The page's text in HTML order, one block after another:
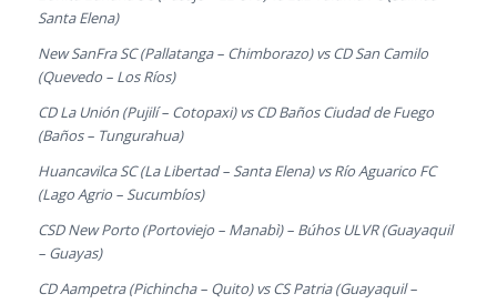
Santa Elena)
New SanFra SC (Pallatanga – Chimborazo) vs CD San Camilo
(Quevedo – Los Ríos)
CD La Unión (Pujilí – Cotopaxi) vs CD Baños Ciudad de Fuego
(Baños – Tungurahua)
Huancavilca SC (La Libertad – Santa Elena) vs Río Aguarico FC
(Lago Agrio – Sucumbíos)
CSD New Porto (Portoviejo – Manabì) – Búhos ULVR (Guayaquil
– Guayas)
CD Aampetra (Pichincha – Quito) vs CS Patria (Guayaquil –